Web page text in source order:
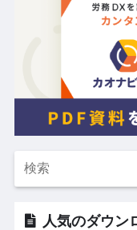
人気のダウン